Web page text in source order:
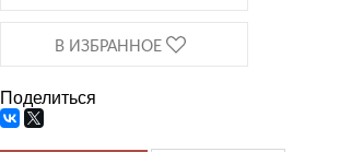
В ИЗБРАННОЕ
Поделиться